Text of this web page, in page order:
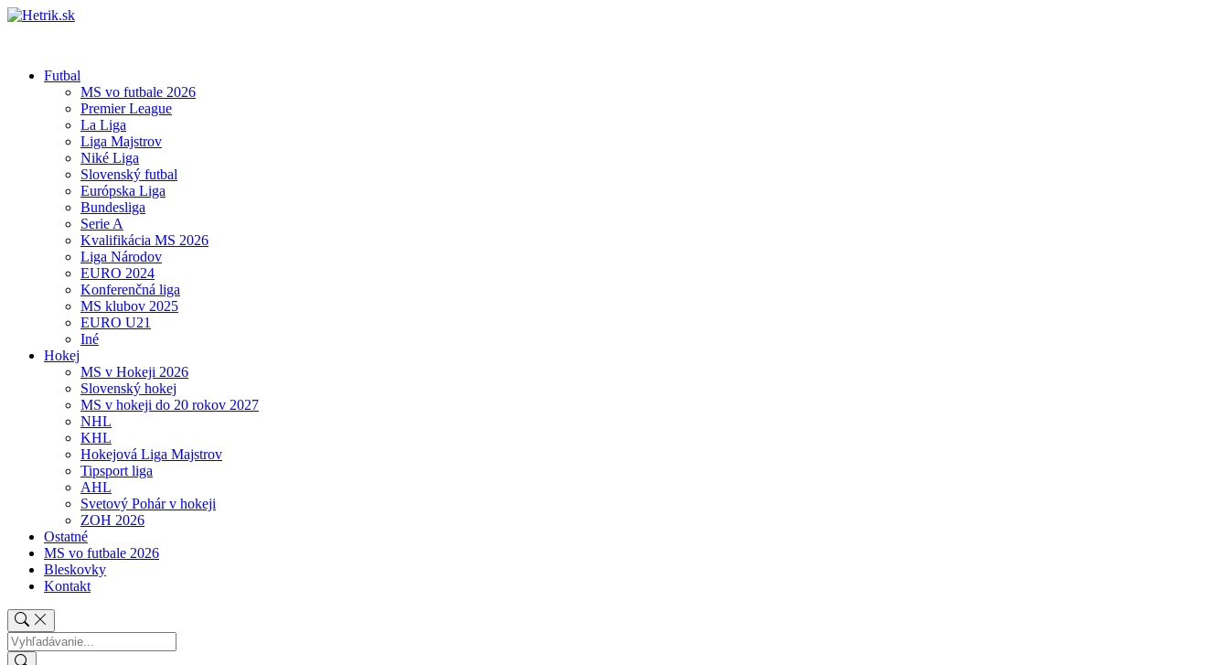
Futbal
MS vo futbale 2026
Premier League
La Liga
Liga Majstrov
Niké Liga
Slovenský futbal
Európska Liga
Bundesliga
Serie A
Kvalifikácia MS 2026
Liga Národov
EURO 2024
Konferenčná liga
MS klubov 2025
EURO U21
Iné
Hokej
MS v Hokeji 2026
Slovenský hokej
MS v hokeji do 20 rokov 2027
NHL
KHL
Hokejová Liga Majstrov
Tipsport liga
AHL
Svetový Pohár v hokeji
ZOH 2026
Ostatné
MS vo futbale 2026
Bleskovky
Kontakt